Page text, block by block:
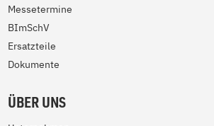
Messetermine
BImSchV
Ersatzteile
Dokumente
ÜBER UNS